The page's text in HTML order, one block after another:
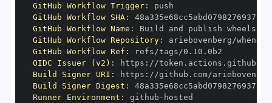
GitHub Workflow Trigger:
GitHub Workflow SHA:
GitHub Workflow Name :
GitHub Workflow Repository:
GitHub Workflow Ref :
OIDC Issuer (v2) : https :
Build Signer URI : https :
Build Signer Digest :
Runner Environment : github -